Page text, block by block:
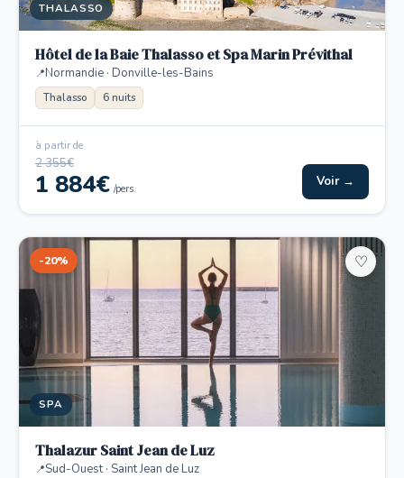
THALASSO
Hôtel de la Baie Thalasso et Spa Marin Prévithal
Normandie · Donville-les-Bains
Thalasso 6 nuits
à partir de
2 355€
1 884€ /pers. Voir →
-20%
SPA
♡
Thalazur Saint Jean de Luz
Sud-Ouest · Saint Jean de Luz